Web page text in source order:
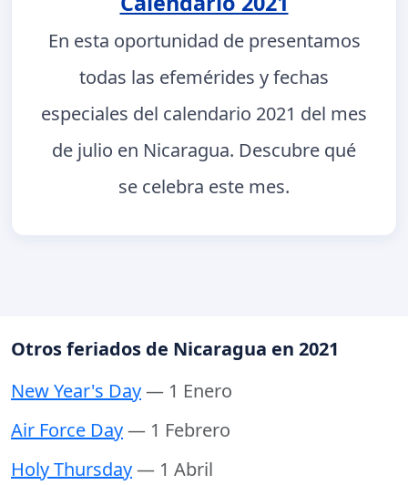
En esta oportunidad de presentamos
todas las efemérides y fechas
especiales del calendario 2021 del mes
de julio en Nicaragua. Descubre qué
se celebra este mes.
Otros feriados de Nicaragua en 2021
New Year's Day— 1 Enero
Air Force Day— 1 Febrero
Holy Thursday— 1 Abril